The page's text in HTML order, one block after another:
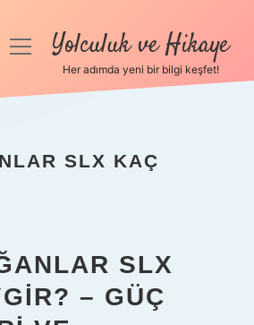
menüyüYolculuk ve Hikaye
Her adımda yeni bir bilgi keşfet!
SLX KAÇ
SLX
– GÜÇ